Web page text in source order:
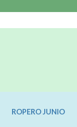
ROPERO JUNIO